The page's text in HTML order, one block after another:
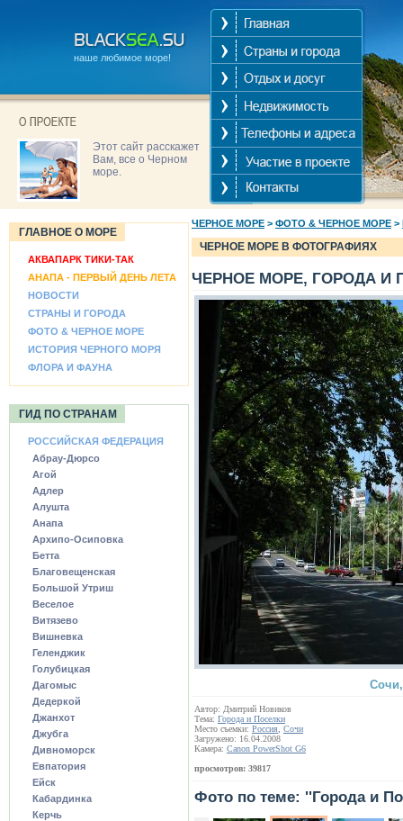
наше любимое море!
Этот сайт расскажет
Вам, все о Черном
море.
ГЛАВНОЕ О МОРЕ
АКВАПАРК ТИКИ-ТАК
АНАПА - ПЕРВЫЙ ДЕНЬ ЛЕТА
НОВОСТИ
СТРАНЫ И ГОРОДА
ФОТО & ЧЕРНОЕ МОРЕ
ИСТОРИЯ ЧЕРНОГО МОРЯ
ФЛОРА И ФАУНА
ГИД ПО СТРАНАМ
РОССИЙСКАЯ ФЕДЕРАЦИЯ
Абрау-Дюрсо
Агой
Адлер
Алушта
Анапа
Архипо-Осиповка
Бетта
Благовещенская
Большой Утриш
Веселое
Витязево
Вишневка
Геленджик
Голубицкая
Дагомыс
Дедеркой
Джанхот
Джубга
Дивноморск
Евпатория
Ейск
Кабардинка
Керчь
ЧЕРНОЕ МОРЕ > ФОТО & ЧЕРНОЕ МОРЕ >
ЧЕРНОЕ МОРЕ В ФОТОГРАФИЯХ
ЧЕРНОЕ МОРЕ, ГОРОДА И
Автор: Дмитрий Новиков
Тема: Города и Поселки
Место съемки: Россия Сочи
Загружено: 16.04.2008
Камера: Canon PowerShot G6
просмотров: 39817
Фото по теме: ''Города и